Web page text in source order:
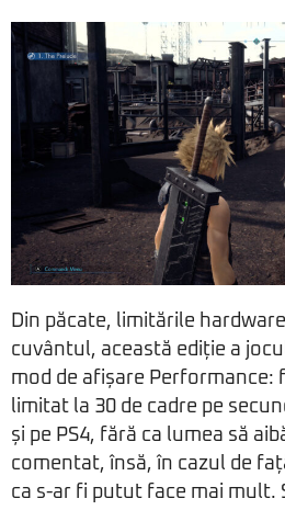
Din păcate, limitările
cuvântul, această ediție a
mod de afișare Performance:
limitat la 30 de cadre pe
și pe PS4, fără ca lumea să
comentat, însă, în cazul de
ca s-ar fi putut face mai mult.